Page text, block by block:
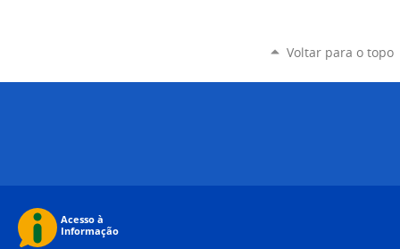
Voltar para o topo